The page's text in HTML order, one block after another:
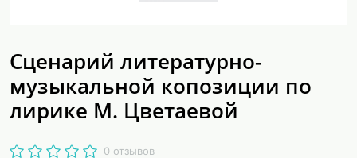
Сценарий литературно-
музыкальной копозиции по
лирике М. Цветаевой
0 отзывов